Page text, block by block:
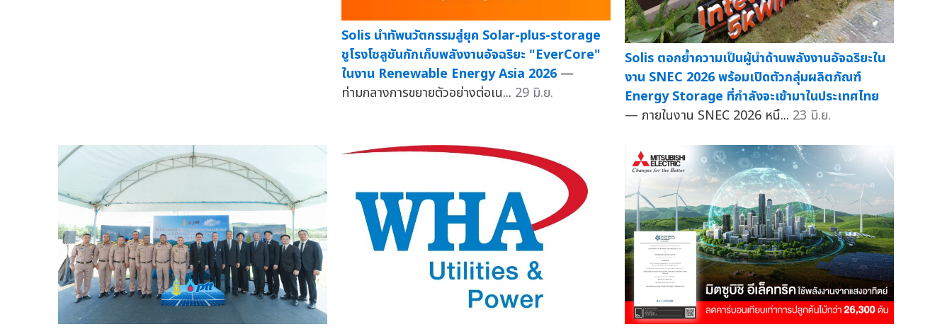
Solis นำทัพนวัตกรรมสู่ยุค Solar-plus-storage
ชูโรงโซลูชันกักเก็บพลังงานอัจฉริยะ "EverCore"
ในงาน Renewable Energy Asia 2026 —
ท่ามกลางการขยายตัวอย่างต่อเน... 29 มิ.ย.
Solis ตอกย้ำความเป็นผู้นำด้านพลังงานอัจฉริยะใน
งาน SNEC 2026 พร้อมเปิดตัวกลุ่มผลิตภัณฑ์
Energy Storage ที่กำลังจะเข้ามาในประเทศไทย
— ภายในงาน SNEC 2026 หนึ... 23 มิ.ย.